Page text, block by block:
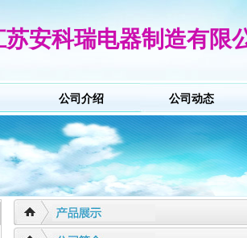
苏安科瑞电器制造有限
公司介绍 公司动态